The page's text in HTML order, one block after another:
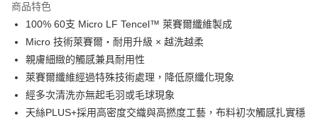
合作金庫商業銀行
華南商業銀行
彰化商業銀行
上海商業儲蓄銀行
台北富邦商業銀行
國泰世華商業銀行
臺灣中小企業銀行
台中商業銀行
匯豐（台灣）商業銀行
聯邦商業銀行
元大商業銀行
永豐商業銀行
6 期 0 利率 每期
華南商業銀行
彰化商業銀行
上海商業儲蓄銀行
國泰世華商業銀行
兆豐國際商業銀行
臺灣中小企業銀行
台中商業銀行
匯豐（台灣）商業銀行
華泰商業銀行
LINE Pay
Apple Pay
悠遊付
Google Pay
商品特色
100% 60支 Micro LF Tencel™ 萊賽爾纖維製成
Micro 技術萊賽爾・耐用升級 × 越洗越柔
親膚細緻的觸感兼具耐用性
萊賽爾纖維經過特殊技術處理，降低原纖化現象
經多次清洗亦無起毛羽或毛球現象
天絲PLUS+採用高密度交織與高撚度工藝，布料初次觸感扎實穩